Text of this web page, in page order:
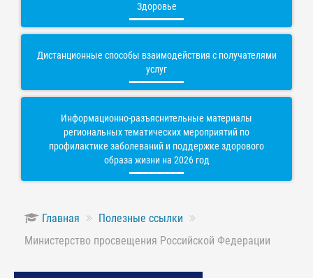
Здоровье
Дистанционные способы взаимодействия с получателями
услуг
Информационно-разъяснительные материалы
региональных тематических мероприятий по
профилактике заболеваний и поддержке здорового
образа жизни на 2026 год
Главная
Полезные ссылки
Министерство просвещения Российской Федерации